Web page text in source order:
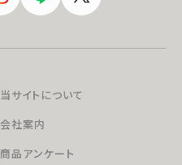
当サイトについて
会社案内
商品アンケート